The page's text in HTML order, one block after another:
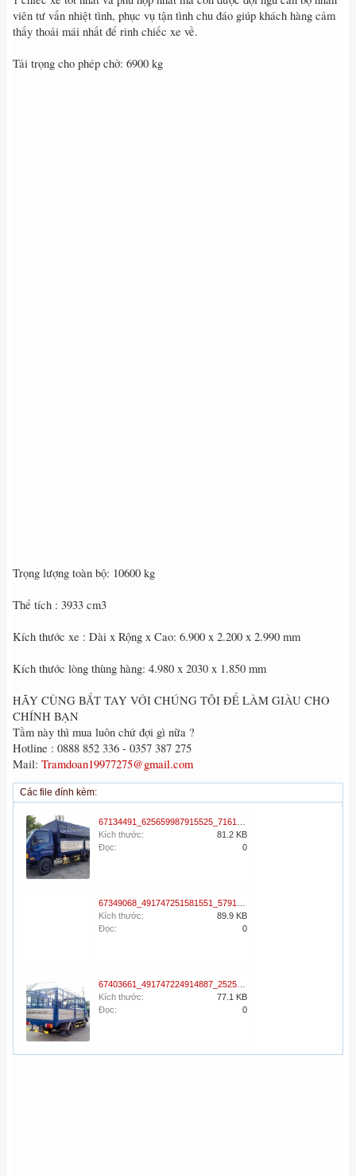
viên tư vấn nhiệt tình, phục vụ tận tình chu đáo giúp khách hàng cảm
thấy thoải mái nhất để rinh chiếc xe về.
Tải trọng cho phép chở: 6900 kg
Trọng lượng toàn bộ: 10600 kg
Thể tích : 3933 cm3
Kích thước xe : Dài x Rộng x Cao: 6.900 x 2.200 x 2.990 mm
Kích thước lòng thùng hàng: 4.980 x 2030 x 1.850 mm
HÃY CÙNG BẮT TAY VỚI CHÚNG TÔI ĐỂ LÀM GIÀU CHO
CHÍNH BẠN
Tầm này thì mua luôn chứ đợi gì nữa ?
Hotline : 0888 852 336 - 0357 387 275
Mail: Tramdoan19977275@gmail.com
Các file đính kèm:
Kích thước:
81.2 KB
Đọc:
0
Kích thước:
89.9 KB
Đọc:
0
Kích thước:
77.1 KB
Đọc:
0